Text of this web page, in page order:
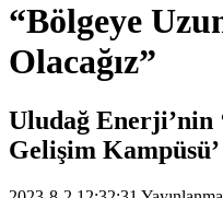
“Bölgeye
Olacağız”
Uludağ Enerji’nin
Gelişim